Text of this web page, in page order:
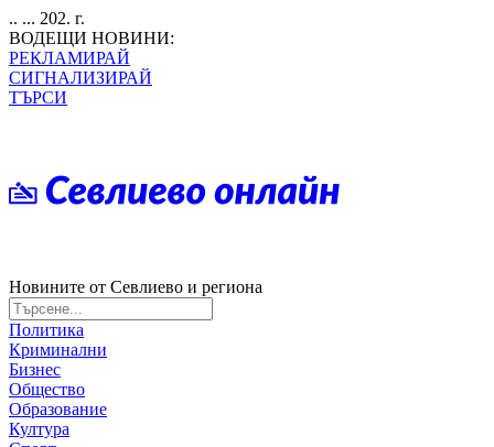
.. ... 202. г.
ВОДЕЩИ НОВИНИ:
РЕКЛАМИРАЙ
СИГНАЛИЗИРАЙ
ТЪРСИ
Новините от Севлиево и региона
Политика
Криминални
Бизнес
Общество
Образование
Култура